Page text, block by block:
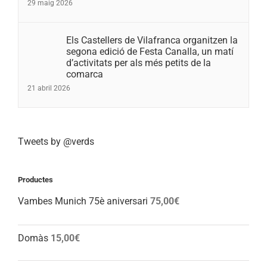
29 maig 2026
Els Castellers de Vilafranca organitzen la
segona edició de Festa Canalla, un matí
d’activitats per als més petits de la
comarca
21 abril 2026
Tweets by @verds
Productes
Vambes Munich 75è aniversari 75,00€
Domàs 15,00€